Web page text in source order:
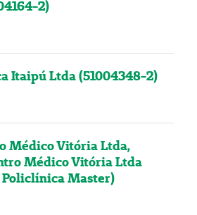
2)
Itaipú Ltda (51004348-2)
Médico Vitória Ltda,
Médico Vitória Ltda
Policlínica Master)